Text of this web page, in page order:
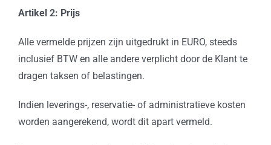
Artikel 2: Prijs
Alle vermelde prijzen zijn uitgedrukt in EURO, steeds
inclusief BTW en alle andere verplicht door de Klant te
dragen taksen of belastingen.
Indien leverings-, reservatie- of administratieve kosten
worden aangerekend, wordt dit apart vermeld.